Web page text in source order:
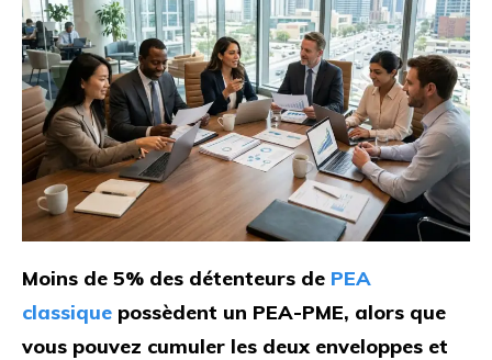
Moins de 5% des détenteurs de PEA
classique possèdent un PEA-PME, alors que
vous pouvez cumuler les deux enveloppes et